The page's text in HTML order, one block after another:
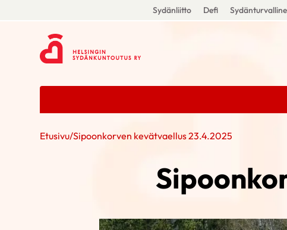
Sydänliitto Defi
Etusivu/Sipoonkorven kevätvaellus 23.4.2025